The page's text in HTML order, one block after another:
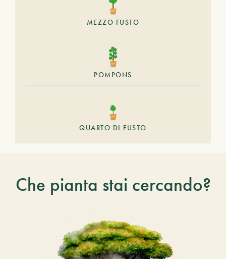
MEZZO FUSTO
POMPONS
QUARTO DI FUSTO
Che pianta stai cercando?